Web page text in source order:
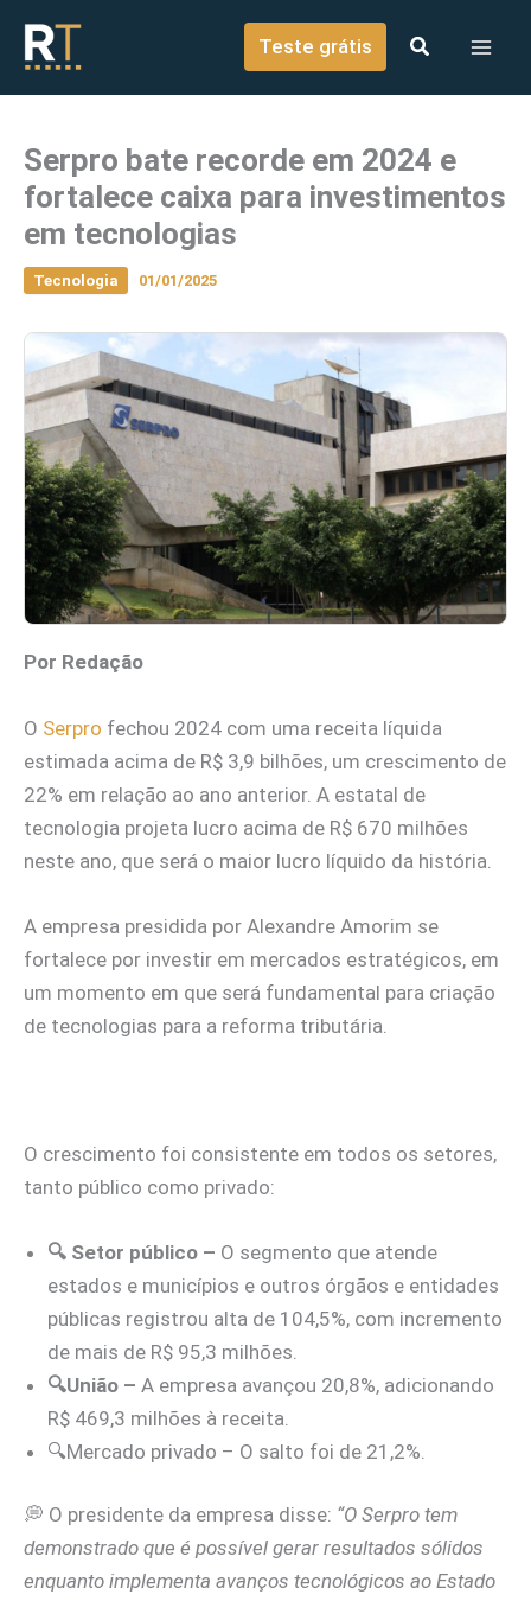
conteúdo
Teste grátis
Serpro bate recorde em 2024 e
fortalece caixa para investimentos
em tecnologias
Tecnologia 01/01/2025
Por Redação
O Serpro fechou 2024 com uma receita líquida
estimada acima de R$ 3,9 bilhões, um crescimento de
22% em relação ao ano anterior. A estatal de
tecnologia projeta lucro acima de R$ 670 milhões
neste ano, que será o maior lucro líquido da história.
A empresa presidida por Alexandre Amorim se
fortalece por investir em mercados estratégicos, em
um momento em que será fundamental para criação
de tecnologias para a reforma tributária.
O crescimento foi consistente em todos os setores,
tanto público como privado:
🔍 Setor público – O segmento que atende
estados e municípios e outros órgãos e entidades
públicas registrou alta de 104,5%, com incremento
de mais de R$ 95,3 milhões.
🔍União – A empresa avançou 20,8%, adicionando
R$ 469,3 milhões à receita.
🔍Mercado privado – O salto foi de 21,2%.
💭 O presidente da empresa disse: “O Serpro tem
demonstrado que é possível gerar resultados sólidos
enquanto implementa avanços tecnológicos ao Estado